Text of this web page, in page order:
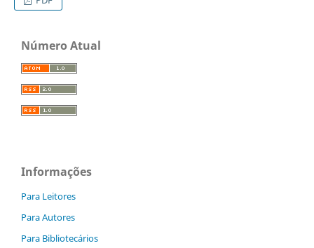
Número Atual
Informações
Para Leitores
Para Autores
Para Bibliotecários